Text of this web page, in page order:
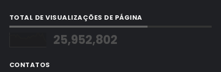
TOTAL DE VISUALIZAÇÕES DE PÁGINA
25,952,802
CONTATOS